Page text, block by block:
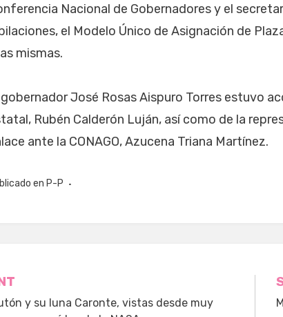
Nacional de Gobernadores y el
el Modelo Único de Asignación de
mismas.
gobernador José Rosas Aispuro Torres estuvo
Rubén Calderón Luján, así como de la
ante la CONAGO, Azucena Triana Martínez.
en P-P
y su luna Caronte, vistas desde muy